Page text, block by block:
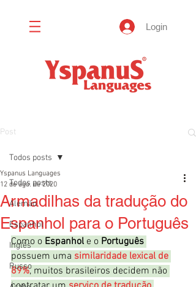
Login
Post
Todos posts
Alemão
Espanhol
Inglês
Russo
Todos posts
Armadilhas da tradução do
Espanhol para o Português
Yspanus Languages
12 de ago. de 2020
Como o Espanhol e o Português
possuem uma similaridade lexical de
89%, muitos brasileiros decidem não